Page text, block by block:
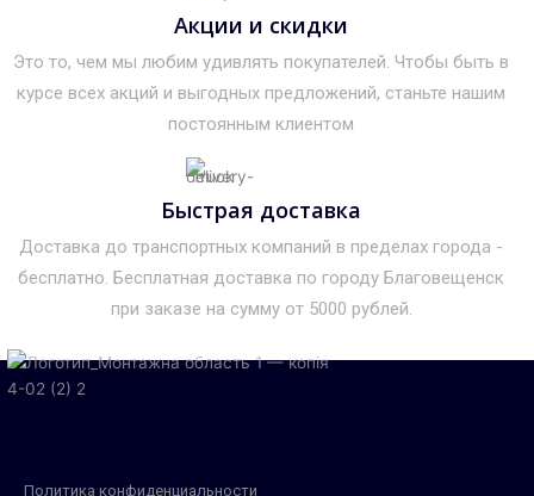
Акции и скидки
Это то, чем мы любим удивлять покупателей. Чтобы быть в
курсе всех акций и выгодных предложений, станьте нашим
постоянным клиентом
Быстрая доставка
Доставка до транспортных компаний в пределах города -
бесплатно. Бесплатная доставка по городу Благовещенск
при заказе на сумму от 5000 рублей.
Политика конфиденциальности